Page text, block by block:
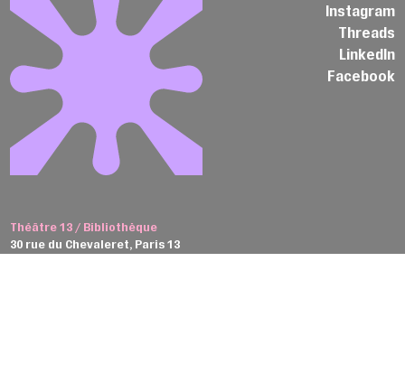
Théâtre 13 / Bibliothèque
30 rue du Chevaleret, Paris 13
Instagram
Threads
LinkedIn
Facebook